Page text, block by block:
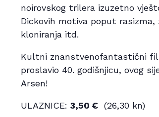
noirovskog trilera izuzetno
Dickovih motiva poput
kloniranja itd.
Kultni znanstvenofantastični
proslavio 40. godišnjicu, ovog
Arsen!
ULAZNICE: 3,50 € (26,30 kn)